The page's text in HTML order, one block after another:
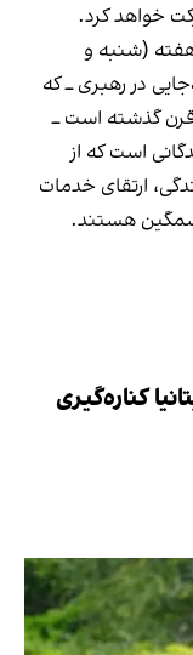
خواهد کرد.
(شنبه و
در رهبری ــ که
گذشته است ــ
است که از
ارتقای خدمات
هستند.
کناره‌گیری